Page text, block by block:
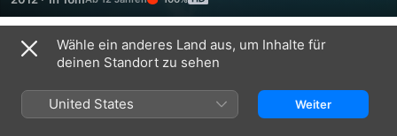
Knight
Returns,
Teil
den Nagel gehängt. Doch die Korruption und der
moralische Verfall Gotham Citys zwingen Bruce Wayne zum
Handeln. Gemeinsam mit einem weiblichen Robin namens
Carrie Kelly setzt sich Batman zum Ziel die Regentschaft
zwei seiner Erzrivalen. Doch ist der alte Mann fit genug?
Denn die Politik und die Medienlandschaft haben sich
Trailer
Wähle ein anderes Land aus, um Inhalte für
deinen Standort zu sehen
United States Weiter